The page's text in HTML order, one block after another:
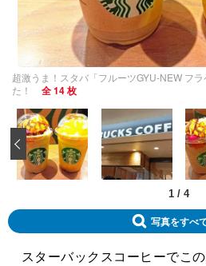
超激うま！スタバ「フルーツGYU‐NEW フ
た！
全 14 枚
1 / 4
‹
写真をすべ
スターバックスコーヒーでこ